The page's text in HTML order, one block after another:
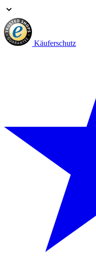
Käuferschutz